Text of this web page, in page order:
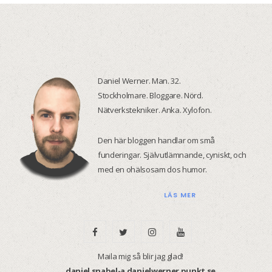
Daniel Werner. Man. 32.
Stockholmare. Bloggare. Nörd.
Nätverkstekniker. Anka. Xylofon.
Den här bloggen handlar om små
funderingar. Självutlämnande, cyniskt, och
med en ohälsosam dos humor.
LÄS MER
F
a
w
I
n
Y
Maila mig så blir jag glad!